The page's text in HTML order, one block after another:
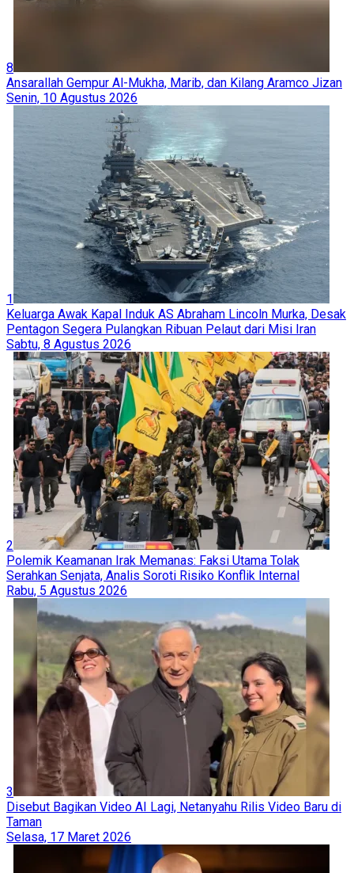
8
Ansarallah Gempur Al-Mukha, Marib, dan Kilang Aramco Jizan
Senin, 10 Agustus 2026
1
Keluarga Awak Kapal Induk AS Abraham Lincoln Murka, Desak
Pentagon Segera Pulangkan Ribuan Pelaut dari Misi Iran
Sabtu, 8 Agustus 2026
2
Polemik Keamanan Irak Memanas: Faksi Utama Tolak
Serahkan Senjata, Analis Soroti Risiko Konflik Internal
Rabu, 5 Agustus 2026
3
Disebut Bagikan Video AI Lagi, Netanyahu Rilis Video Baru di
Taman
Selasa, 17 Maret 2026